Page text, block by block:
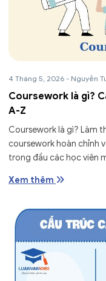
4 Tháng 5, 2026 - Nguyễn
Coursework là gì?
A-Z
Coursework là gì? Làm
coursework hoàn chỉnh
trong đầu các học viên
Xem thêm